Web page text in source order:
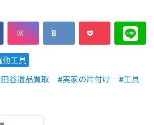
動工具
谷遺品買取 実家の片付け 工具